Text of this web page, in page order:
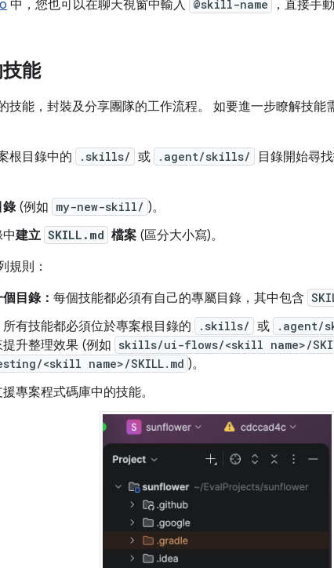
中，您也可以在聊天視窗中輸入 @skill-name ，直接手
能
技能，封裝及分享團隊的工作流程。 如要進一步瞭解技能
根目錄中的
.skills/ 或 .agent/skills/
目錄開始尋
錄(例如 my-new-skill/ )。
中建立 SKILL.md 檔案 (區分大小寫)。
規則：
目錄： 每個技能都必須有自己的專屬目錄，其中包含
所有技能都必須位於專案根目錄的 .skills/ 或 .agent/
升整理效果 (例如 skills/ui-flows/<skill name>/
<skill name>/SKILL.md )。
專案程式碼庫中的技能。